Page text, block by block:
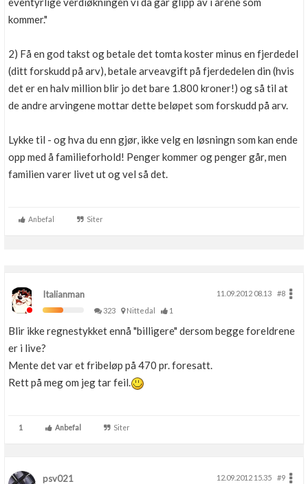
kommer."
2) Få en god takst og betale det tomta koster minus en fjerdedel
(ditt forskudd på arv), betale arveavgift på fjerdedelen din (hvis
det er en halv million blir jo det bare 1.800 kroner!) og så til at
de andre arvingene mottar dette beløpet som forskudd på arv.
Lykke til - og hva du enn gjør, ikke velg en løsningn som kan ende
opp med å familieforhold! Penger kommer og penger går, men
familien varer livet ut og vel så det.
Anbefal Siter
Italianman 11.09.2012 08.13
#8
323
Nittedal 1
Blir ikke regnestykket ennå "billigere" dersom begge foreldrene
er i live?
Mente det var et fribeløp på 470 pr. foresatt.
Rett på meg om jeg tar feil.
1 Anbefal Siter
psv021 12.09.2012 15.35
#9